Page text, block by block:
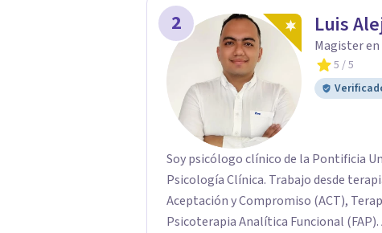
2 Luis
Magister
5 / 5
Soy psicólogo clínico de la Pontificia
Psicología Clínica. Trabajo desde
Aceptación y Compromiso (ACT),
Psicoterapia Analítica Funcional